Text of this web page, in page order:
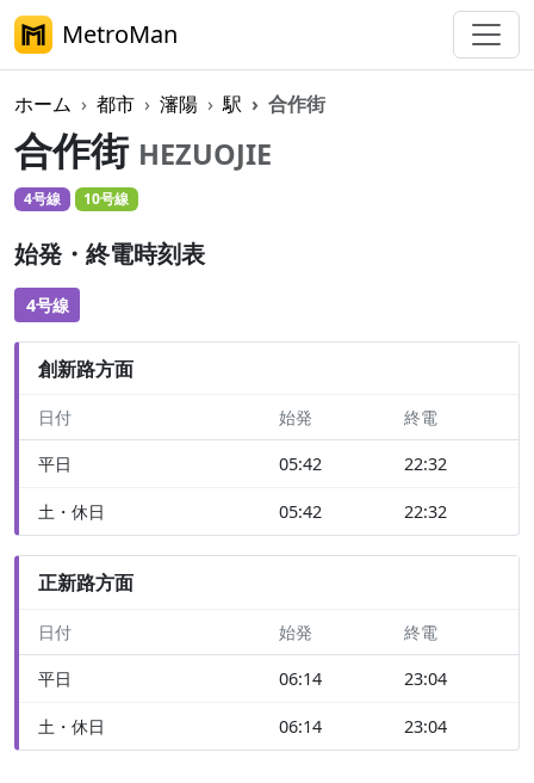
MetroMan
ホーム 都市 瀋陽 駅 合作街
合作街 HEZUOJIE
4号線 10号線
始発・終電時刻表
4号線
創新路方面
日付 始発 終電
平日 05:42 22:32
土・休日 05:42 22:32
正新路方面
日付 始発 終電
平日 06:14 23:04
土・休日 06:14 23:04